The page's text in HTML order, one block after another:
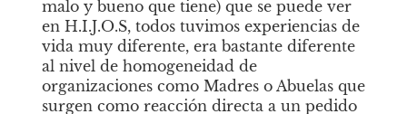
malo y bueno que tiene) que se puede ver
en H.I.J.O.S, todos tuvimos experiencias de
vida muy diferente, era bastante diferente
al nivel de homogeneidad de
organizaciones como Madres o Abuelas que
surgen como reacción directa a un pedido